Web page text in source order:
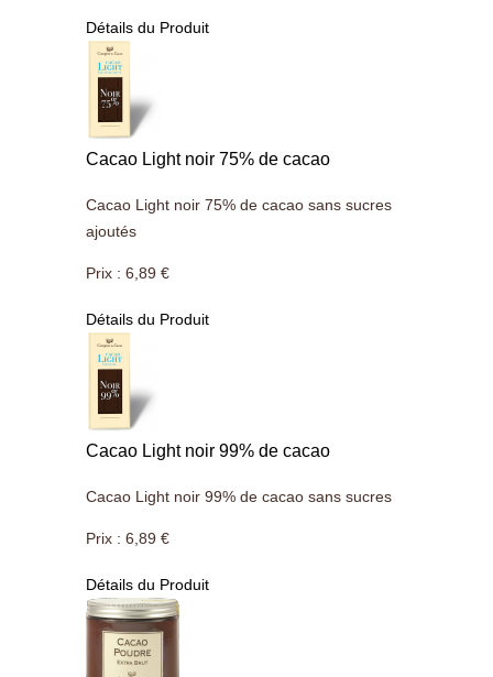
Détails du Produit
Cacao Light noir 75% de cacao
Cacao Light noir 75% de cacao sans sucres
ajoutés
Prix : 6,89 €
Détails du Produit
Cacao Light noir 99% de cacao
Cacao Light noir 99% de cacao sans sucres
Prix : 6,89 €
Détails du Produit